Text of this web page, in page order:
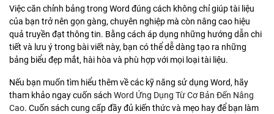
Việc căn chỉnh bảng trong Word đúng cách không chỉ giúp tài liệu
của bạn trở nên gọn gàng, chuyên nghiệp mà còn nâng cao hiệu
quả truyền đạt thông tin. Bằng cách áp dụng những hướng dẫn chi
tiết và lưu ý trong bài viết này, bạn có thể dễ dàng tạo ra những
bảng biểu đẹp mắt, hài hòa và phù hợp với mọi loại tài liệu.
Nếu bạn muốn tìm hiểu thêm về các kỹ năng sử dụng Word, hãy
tham khảo ngay cuốn sách Word Ứng Dụng Từ Cơ Bản Đến Nâng
Cao. Cuốn sách cung cấp đầy đủ kiến thức và mẹo hay để bạn làm